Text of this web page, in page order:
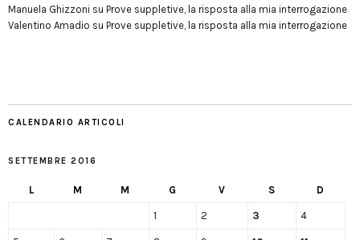
Manuela Ghizzoni su Prove suppletive, la risposta alla mia interrogazione
Valentino Amadio su Prove suppletive, la risposta alla mia interrogazione
CALENDARIO ARTICOLI
SETTEMBRE 2016
L M M G V S D
1 2 3 4